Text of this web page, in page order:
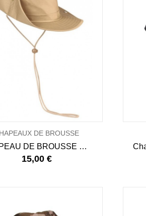
DE BROUSSE
CHAPEAU DE BROUSSE DUNDEE
15,00 €